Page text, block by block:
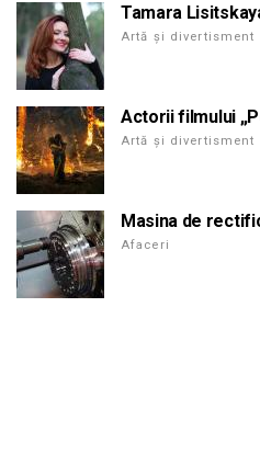
Tamara
Artă și divertisment
Actorii filmului
Artă și divertisment
Masina de
Afaceri